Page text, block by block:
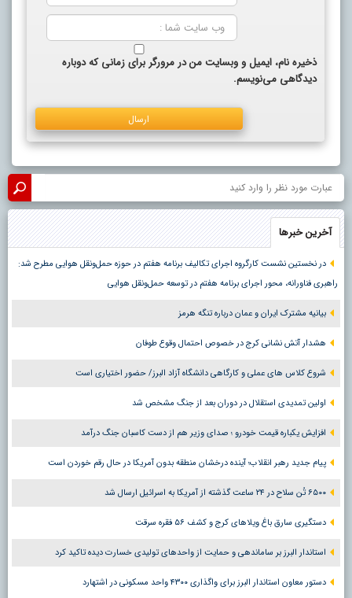
ذخیره نام، ایمیل و وبسایت من در مرورگر برای زمانی که دوباره
دیدگاهی می‌نویسم.
آخرین خبرها
در نخستین نشست کارگروه اجرای تکالیف برنامه هفتم در حوزه حمل‌ونقل هوایی مطرح شد:
راهبری فناورانه، محور اجرای برنامه هفتم در توسعه حمل‌ونقل هوایی
بیانیه مشترک ایران و عمان درباره تنگه هرمز
هشدار آتش نشانی کرج در خصوص احتمال وقوع طوفان
شروع کلاس های عملی و کارگاهی دانشگاه آزاد البرز/ حضور اختیاری است
اولین تمدیدی استقلال در دوران بعد از جنگ مشخص شد
افزایش یکباره قیمت خودرو ؛ صدای وزیر هم از دست کاسبان جنگ درآمد
پیام جدید رهبر انقلاب؛ آینده درخشان منطقه بدون آمریکا در حال رقم خوردن است
۶۵۰۰ تُن سلاح در ۲۴ ساعت گذشته از آمریکا به اسرائیل ارسال شد
دستگیری سارق باغ ویلاهای کرج و کشف ۵۶ فقره سرقت
استاندار البرز بر ساماندهی و حمایت از واحدهای تولیدی خسارت دیده تاکید کرد
دستور معاون استاندار البرز برای واگذاری ۴۳۰۰ واحد مسکونی در اشتهارد